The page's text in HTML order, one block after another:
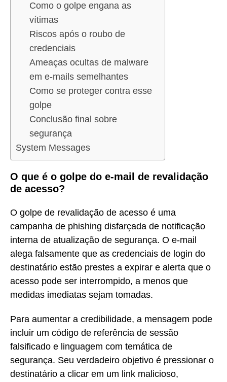
Como o golpe engana as
vítimas
Riscos após o roubo de
credenciais
Ameaças ocultas de malware
em e-mails semelhantes
Como se proteger contra esse
golpe
Conclusão final sobre
segurança
System Messages
O que é o golpe do e-mail de revalidação
de acesso?
O golpe de revalidação de acesso é uma
campanha de phishing disfarçada de notificação
interna de atualização de segurança. O e-mail
alega falsamente que as credenciais de login do
destinatário estão prestes a expirar e alerta que o
acesso pode ser interrompido, a menos que
medidas imediatas sejam tomadas.
Para aumentar a credibilidade, a mensagem pode
incluir um código de referência de sessão
falsificado e linguagem com temática de
segurança. Seu verdadeiro objetivo é pressionar o
destinatário a clicar em um link malicioso,